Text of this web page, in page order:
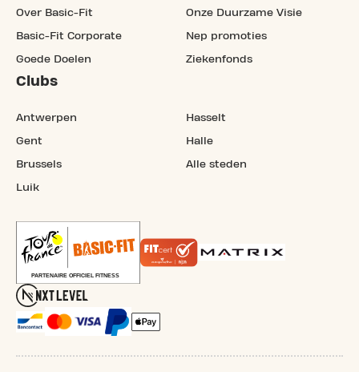
Over Basic-Fit
Basic-Fit Corporate
Goede Doelen
Onze Duurzame Visie
Nep promoties
Ziekenfonds
Clubs
Antwerpen
Gent
Brussels
Luik
Hasselt
Halle
Alle steden